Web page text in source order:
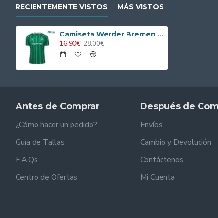
RECIENTEMENTE VISTOS MÁS VISTOS
Camiseta Werder Bremen Home 2025/2026
16.90€ 28.00€
Antes de Comprar
¿Cómo hacer un pedido?
Guía de Tallas
F.A.Qs
Centro de Ofertas
Después de
Envíos
Cambio y Devolución
Contáctenos
Mi Cuenta